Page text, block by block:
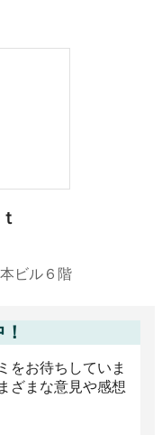
ビル６階
をお待ちしていま
ざまな意見や感想